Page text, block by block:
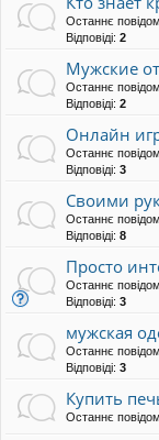
Останнє
Відповіді: 2
Мужские
Останнє
Відповіді: 2
Онлайн
Останнє
Відповіді: 3
Своими
Останнє
Відповіді: 8
Просто
Останнє
Відповіді: 3
мужская
Останнє
Відповіді: 3
Купить
Останнє